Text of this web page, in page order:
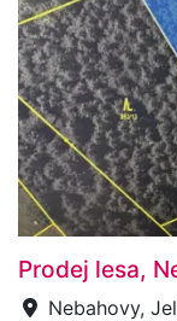
Prodej lesa,
Nebahovy,